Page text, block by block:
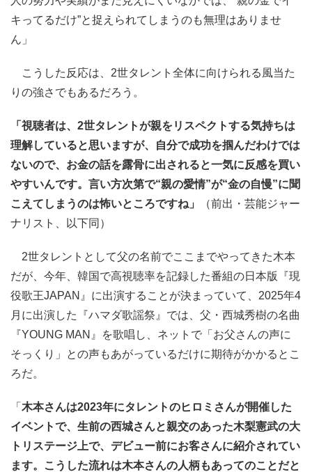
キってるだけ”と捉えられてしまうのも無理はありませ
ん」
こうした反応は、2世タレント全体に向けられる風当た
りの強さでもあるだろう。
「視聴者は、2世タレントが親をリスペクトする気持ちは
理解していると思いますが、自分で成功を掴んだわけでは
ないので、お金の話を露骨に出されると一気に反感を買い
やすいんです。言い方次第で“親の愛情”が“金の自慢”に聞
こえてしまうのは怖いところですね」
（前出・芸能ジャー
ナリスト、以下同）
2世タレントとして父の名前でここまでやってきた木本
だが、今年、韓国で高視聴率を記録した番組の日本版『現
役歌王JAPAN』に出演することが決まっていて、2025年4
月に出演した『ハマダ歌謡祭』では、父・西城秀樹の名曲
『YOUNG MAN』を歌唱し、ネットで「お父さんの声に
そっくり」との声もあがっているだけに期待がかかるとこ
ろだ。
「 木本さんは2023年にタレントのヒロミさんが開催した
イベントで、生前の西城さんと親交のあった木梨憲武の大
トリステージ上で、デビュー前にお客さんに紹介されてい
ます。こうした流れは木本さんの人柄もあってのことだと